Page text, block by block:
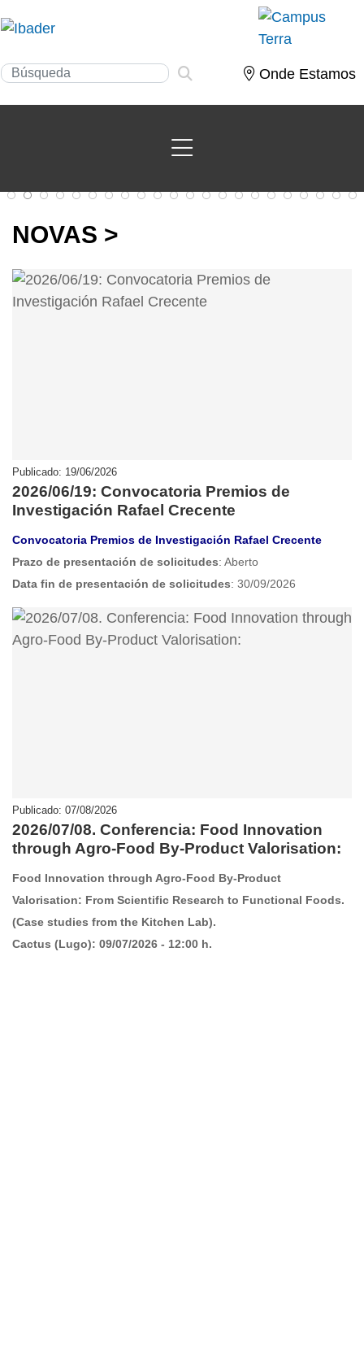
Onde Estamos
NOVAS >
Publicado: 19/06/2026
2026/06/19: Convocatoria Premios de
Investigación Rafael Crecente
Convocatoria Premios de Investigación Rafael Crecente
Prazo de presentación de solicitudes: Aberto
Data fin de presentación de solicitudes: 30/09/2026
Publicado: 07/08/2026
2026/07/08. Conferencia: Food Innovation
through Agro-Food By-Product Valorisation:
Food Innovation through Agro-Food By-Product
Valorisation: From Scientific Research to Functional Foods.
(Case studies from the Kitchen Lab).
Cactus (Lugo): 09/07/2026 - 12:00 h.